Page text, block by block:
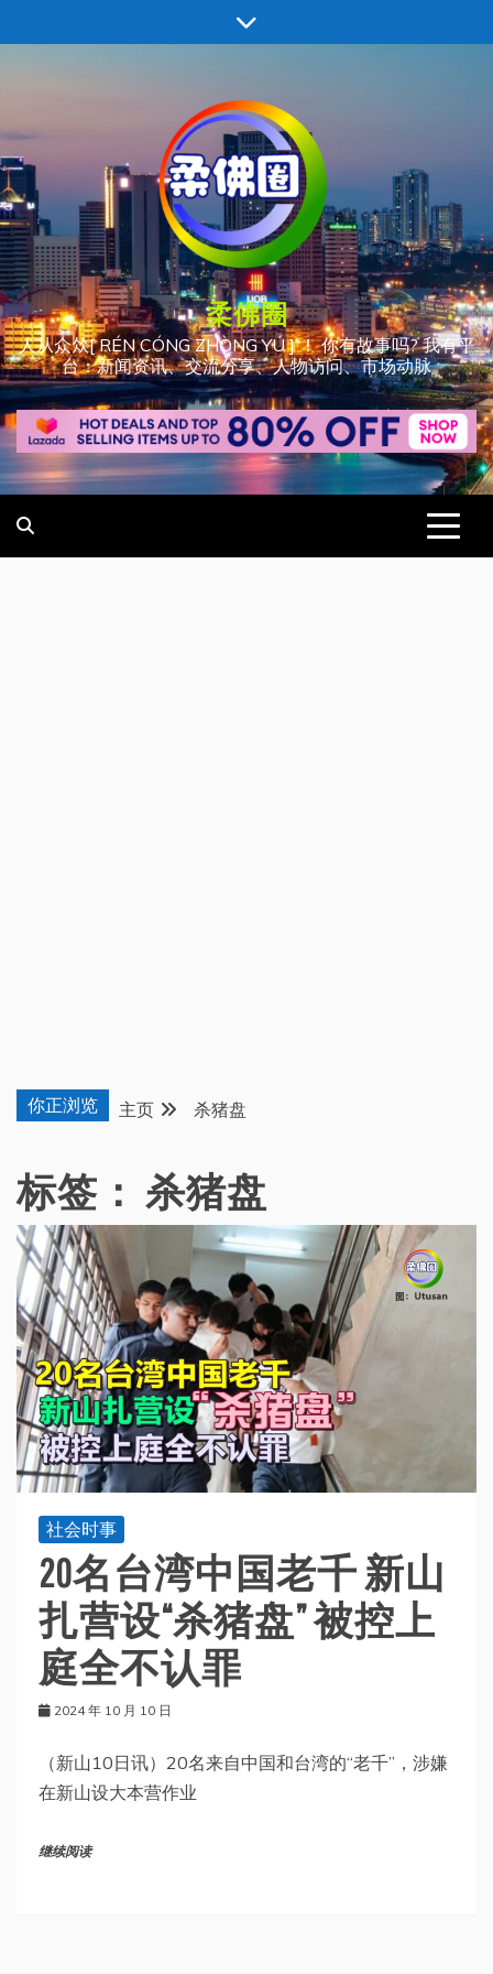
至
柔佛圈
人从众𠈌[ RÉN CÓNG ZHÒNG YÚ ] ！ 你有故事吗? 我有平
台：新闻资讯、交流分享、人物访问、市场动脉
你正浏览 主页 杀猪盘
标签： 杀猪盘
社会时事
20名台湾中国老千 新山
扎营设“杀猪盘” 被控上
庭全不认罪
2024 年 10 月 10 日
（新山10日讯）20名来自中国和台湾的“老千”，涉嫌
在新山设大本营作业
继续阅读